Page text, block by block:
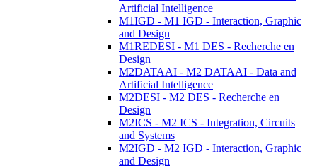
Artificial Intelligence
M1IGD - M1 IGD - Interaction, Graphic
and Design
M1REDESI - M1 DES - Recherche en
Design
M2DATAAI - M2 DATAAI - Data and
Artificial Intelligence
M2DESI - M2 DES - Recherche en
Design
M2ICS - M2 ICS - Integration, Circuits
and Systems
M2IGD - M2 IGD - Interaction, Graphic
and Design